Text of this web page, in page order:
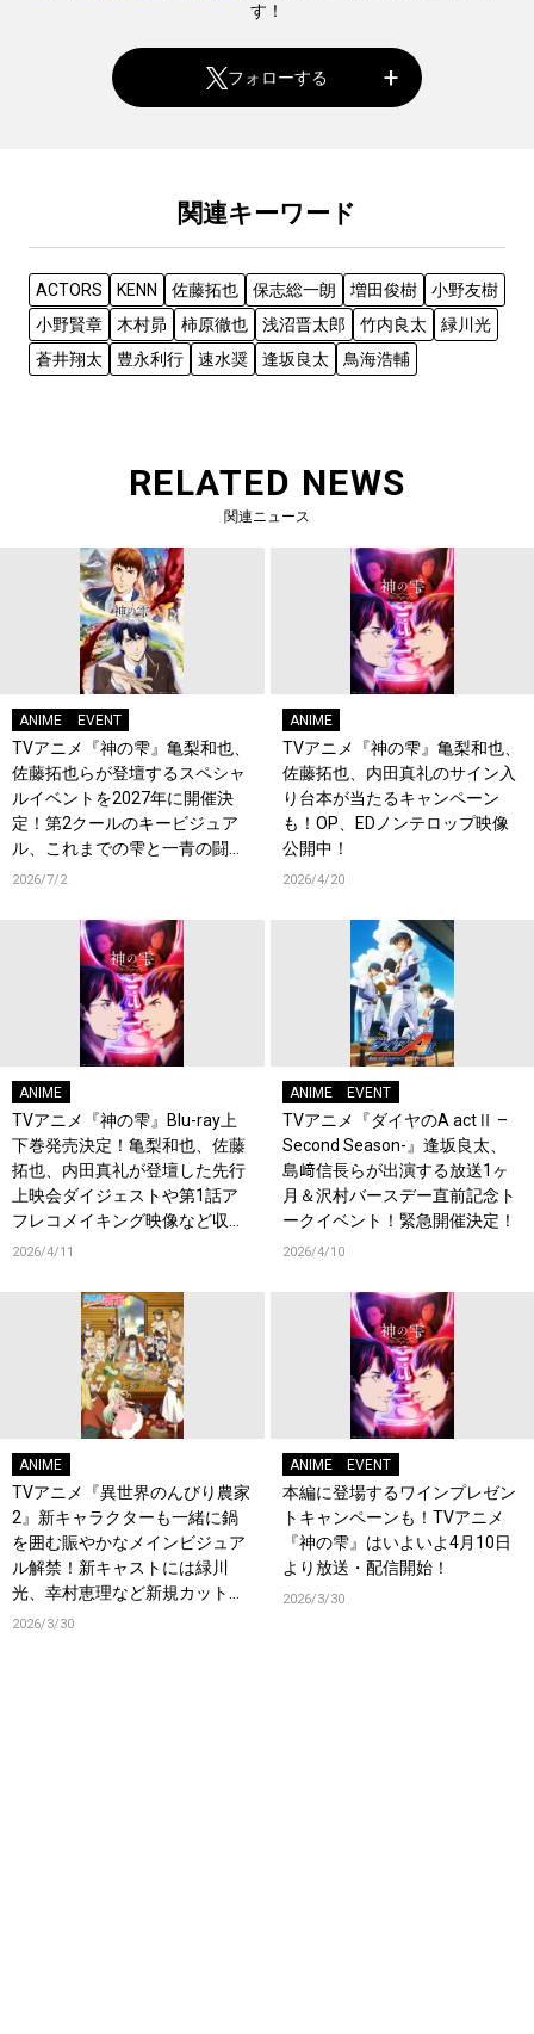
す！
フォローする
関連キーワード
ACTORS KENN 佐藤拓也 保志総一朗 増田俊樹
小野友樹
小野賢章
木村昴 柿原徹也 浅沼晋太郎 竹内良太
緑川光
蒼井翔太
豊永利行 速水奨 逢坂良太 鳥海浩輔
RELATED NEWS
関連ニュース
ANIME EVENT
TVアニメ『神の雫』亀梨和也、
佐藤拓也らが登壇するスペシャ
ルイベントを2027年に開催決
定！第2クールのキービジュア
ル、これまでの雫と一青の闘い
を振り返る総集編も公開！
2026/7/2
ANIME
TVアニメ『神の雫』亀梨和也、
佐藤拓也、内田真礼のサイン入
り台本が当たるキャンペーン
も！OP、EDノンテロップ映像
公開中！
2026/4/20
ANIME
TVアニメ『神の雫』Blu-ray上
下巻発売決定！亀梨和也、佐藤
拓也、内田真礼が登壇した先行
上映会ダイジェストや第1話ア
フレコメイキング映像など収録
決定！
2026/4/11
ANIME EVENT
TVアニメ『ダイヤのA actⅡ –
Second Season-』逢坂良太、
島﨑信長らが出演する放送1ヶ
月＆沢村バースデー直前記念ト
ークイベント！緊急開催決定！
2026/4/10
ANIME
TVアニメ『異世界のんびり農家
2』新キャラクターも一緒に鍋
を囲む賑やかなメインビジュア
ル解禁！新キャストには緑川
光、幸村恵理など新規カット含
む最新PVも公開！
2026/3/30
ANIME EVENT
本編に登場するワインプレゼン
トキャンペーンも！TVアニメ
『神の雫』はいよいよ4月10日
より放送・配信開始！
2026/3/30